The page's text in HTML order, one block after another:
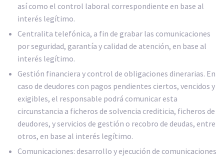
así como el control laboral correspondiente en base al
interés legítimo.
Centralita telefónica, a fin de grabar las comunicaciones
por seguridad, garantía y calidad de atención, en base al
interés legítimo.
Gestión financiera y control de obligaciones dinerarias. En
caso de deudores con pagos pendientes ciertos, vencidos y
exigibles, el responsable podrá comunicar esta
circunstancia a ficheros de solvencia crediticia, ficheros de
deudores, y servicios de gestión o recobro de deudas, entre
otros, en base al interés legítimo.
Comunicaciones: desarrollo y ejecución de comunicaciones